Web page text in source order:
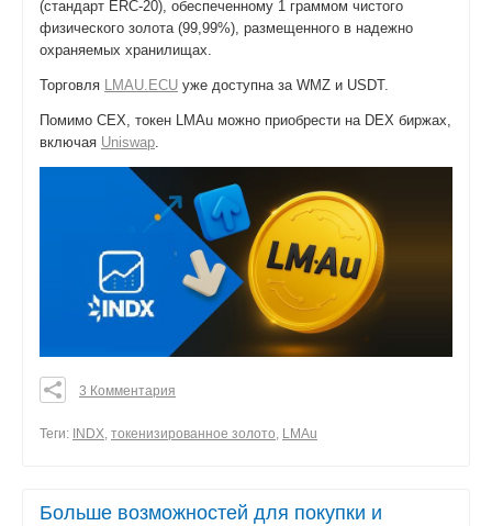
(стандарт ERC-20), обеспеченному 1 граммом чистого
физического золота (99,99%), размещенного в надежно
охраняемых хранилищах.
Торговля LMAU.ECU уже доступна за WMZ и USDT.
Помимо CEX, токен LMAu можно приобрести на DEX биржах,
включая Uniswap.
0
3 Комментария
Теги: INDX, токенизированное золото, LMAu
Больше возможностей для покупки и